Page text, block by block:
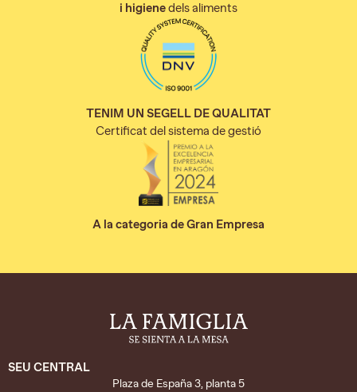
i higienedels aliments
TENIM UN SEGELL DE QUALITAT
Certificat del sistema de gestió
A la categoria de Gran Empresa
SEU CENTRAL
Plaza de España 3, planta 5